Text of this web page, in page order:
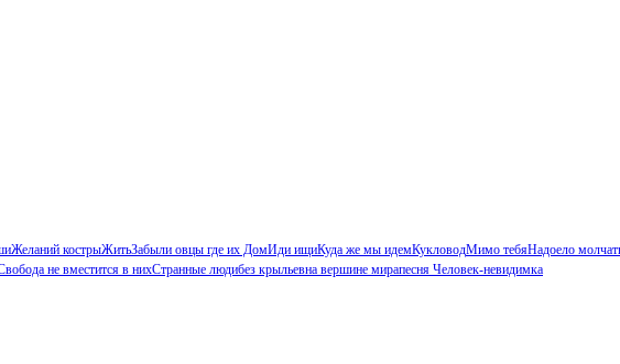
Желаний кострыЖитьЗабыли овцы где их ДомИди ищиКуда же мы идемКукловодМимо тебяНадоело
не вместится в нихСтранные людибез крыльевна вершине мирапесня Человек-невидимка